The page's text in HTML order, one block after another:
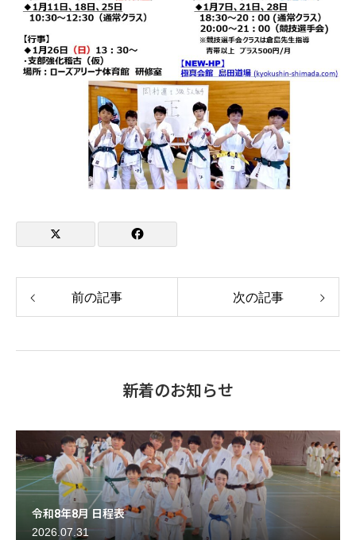
前の記事 次の記事
新着のお知らせ
令和8年8月 日程表
2026.07.31